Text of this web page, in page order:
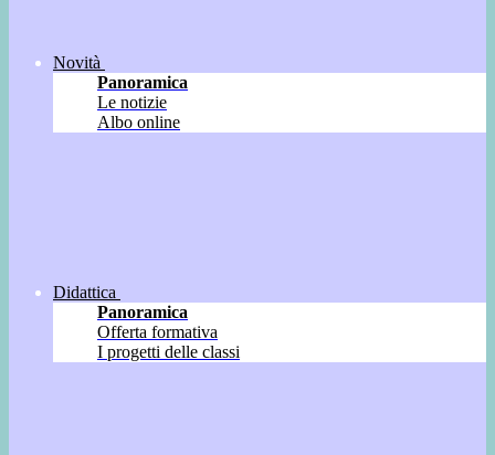
Novità
Panoramica
Le notizie
Albo online
Didattica
Panoramica
Offerta formativa
I progetti delle classi